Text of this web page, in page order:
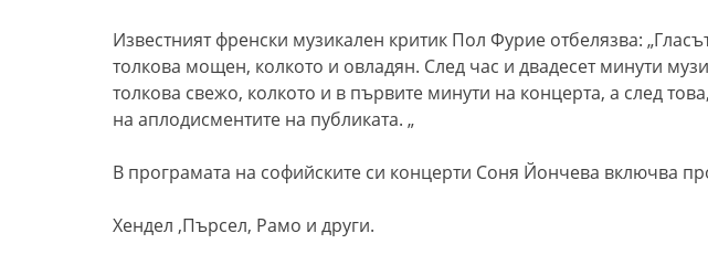
Известният френски музикален критик Пол Фурие отбелязва:
толкова мощен, колкото и овладян. След час и двадесет минути
толкова свежо, колкото и в първите минути на концерта, а след
на аплодисментите на публиката. „
В програмата на софийските си концерти Соня Йончева включва
Хендел ,Пърсел, Рамо и други.